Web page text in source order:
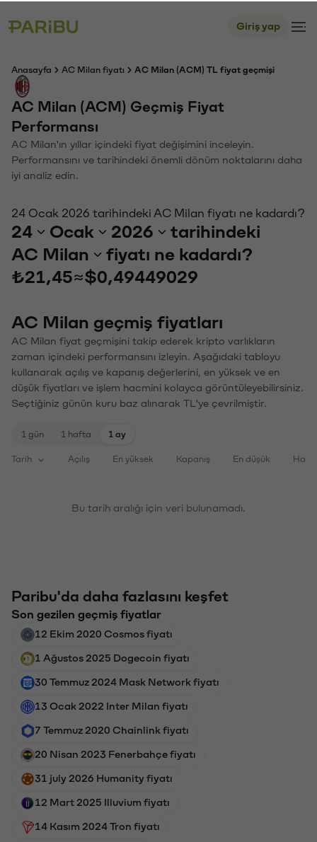
Giriş yap
Anasayfa AC Milan fiyatı AC Milan (ACM) TL fiyat geçmişi
AC Milan (ACM) Geçmiş Fiyat
Performansı
AC Milan'ın yıllar içindeki fiyat değişimini inceleyin.
Performansını ve tarihindeki önemli dönüm noktalarını daha
iyi analiz edin.
24 Ocak 2026 tarihindeki AC Milan fiyatı ne kadardı?
24 Ocak 2026
tarihindeki
AC Milan
fiyatı ne kadardı?
₺21,45≈$0,49449029
AC Milan geçmiş fiyatları
AC Milan fiyat geçmişini takip ederek kripto varlıkların
zaman içindeki performansını izleyin. Aşağıdaki tabloyu
kullanarak açılış ve kapanış değerlerini, en yüksek ve en
düşük fiyatları ve işlem hacmini kolayca görüntüleyebilirsiniz.
Seçtiğiniz günün kuru baz alınarak TL'ye çevrilmiştir.
1 gün 1 hafta 1 ay
Tarih Açılış En yüksek Kapanış En düşük
Bu tarih aralığı için veri bulunamadı.
Paribu'da daha fazlasını keşfet
Son gezilen geçmiş fiyatlar
12 Ekim 2020 Cosmos fiyatı
1 Ağustos 2025 Dogecoin fiyatı
30 Temmuz 2024 Mask Network fiyatı
13 Ocak 2022 Inter Milan fiyatı
7 Temmuz 2020 Chainlink fiyatı
20 Nisan 2023 Fenerbahçe fiyatı
31 july 2026 Humanity fiyatı
12 Mart 2025 Illuvium fiyatı
14 Kasım 2024 Tron fiyatı